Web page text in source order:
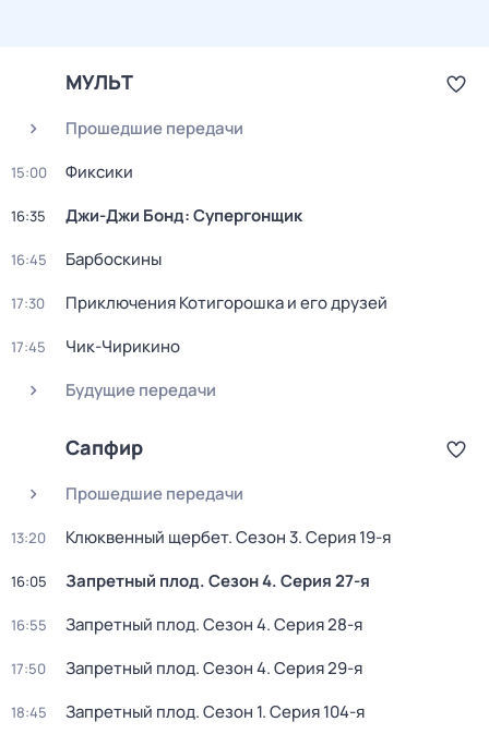
МУЛЬТ
Прошедшие передачи
15:00 Фиксики
16:35 Джи-Джи Бонд: Супергонщик
16:45 Барбоскины
17:30 Приключения Котигорошка и его друзей
17:45
Чик-Чирикино
Будущие передачи
Сапфир
Прошедшие передачи
13:20 Клюквенный щербет. Сезон 3. Серия 19-я
16:05 Запретный плод. Сезон 4. Серия 27-я
16:55 Запретный плод. Сезон 4. Серия 28-я
17:50 Запретный плод. Сезон 4. Серия 29-я
18:45 Запретный плод. Сезон 1. Серия 104-я